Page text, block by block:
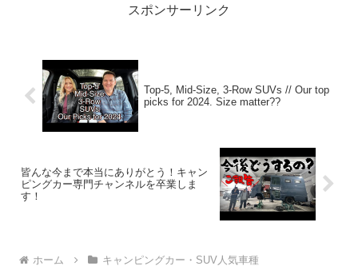
スポンサーリンク
Top-5, Mid-Size, 3-Row SUVs // Our top
picks for 2024. Size matter??
皆んな今まで本当にありがとう！キャン
ピングカー専門チャンネルを卒業しま
す！
ホーム キャンピングカー・SUV人気車種